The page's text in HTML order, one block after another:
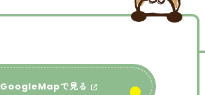
GoogleMapで見る